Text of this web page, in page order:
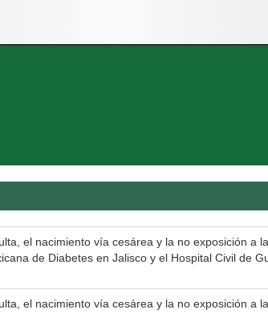
el nacimiento vía cesárea y la no exposición a
de Diabetes en Jalisco y el Hospital Civil de
el nacimiento vía cesárea y la no exposición a